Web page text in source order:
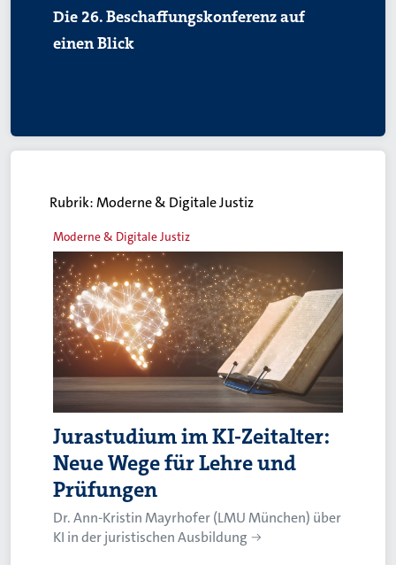
Die 26. Beschaffungskonferenz auf
einen Blick
Rubrik:Moderne & Digitale Justiz
Moderne & Digitale Justiz
Jurastudium im KI-Zeitalter:
Neue Wege für Lehre und
Prüfungen
Dr. Ann-Kristin Mayrhofer (LMU München) über
KI in der juristischen Ausbildung